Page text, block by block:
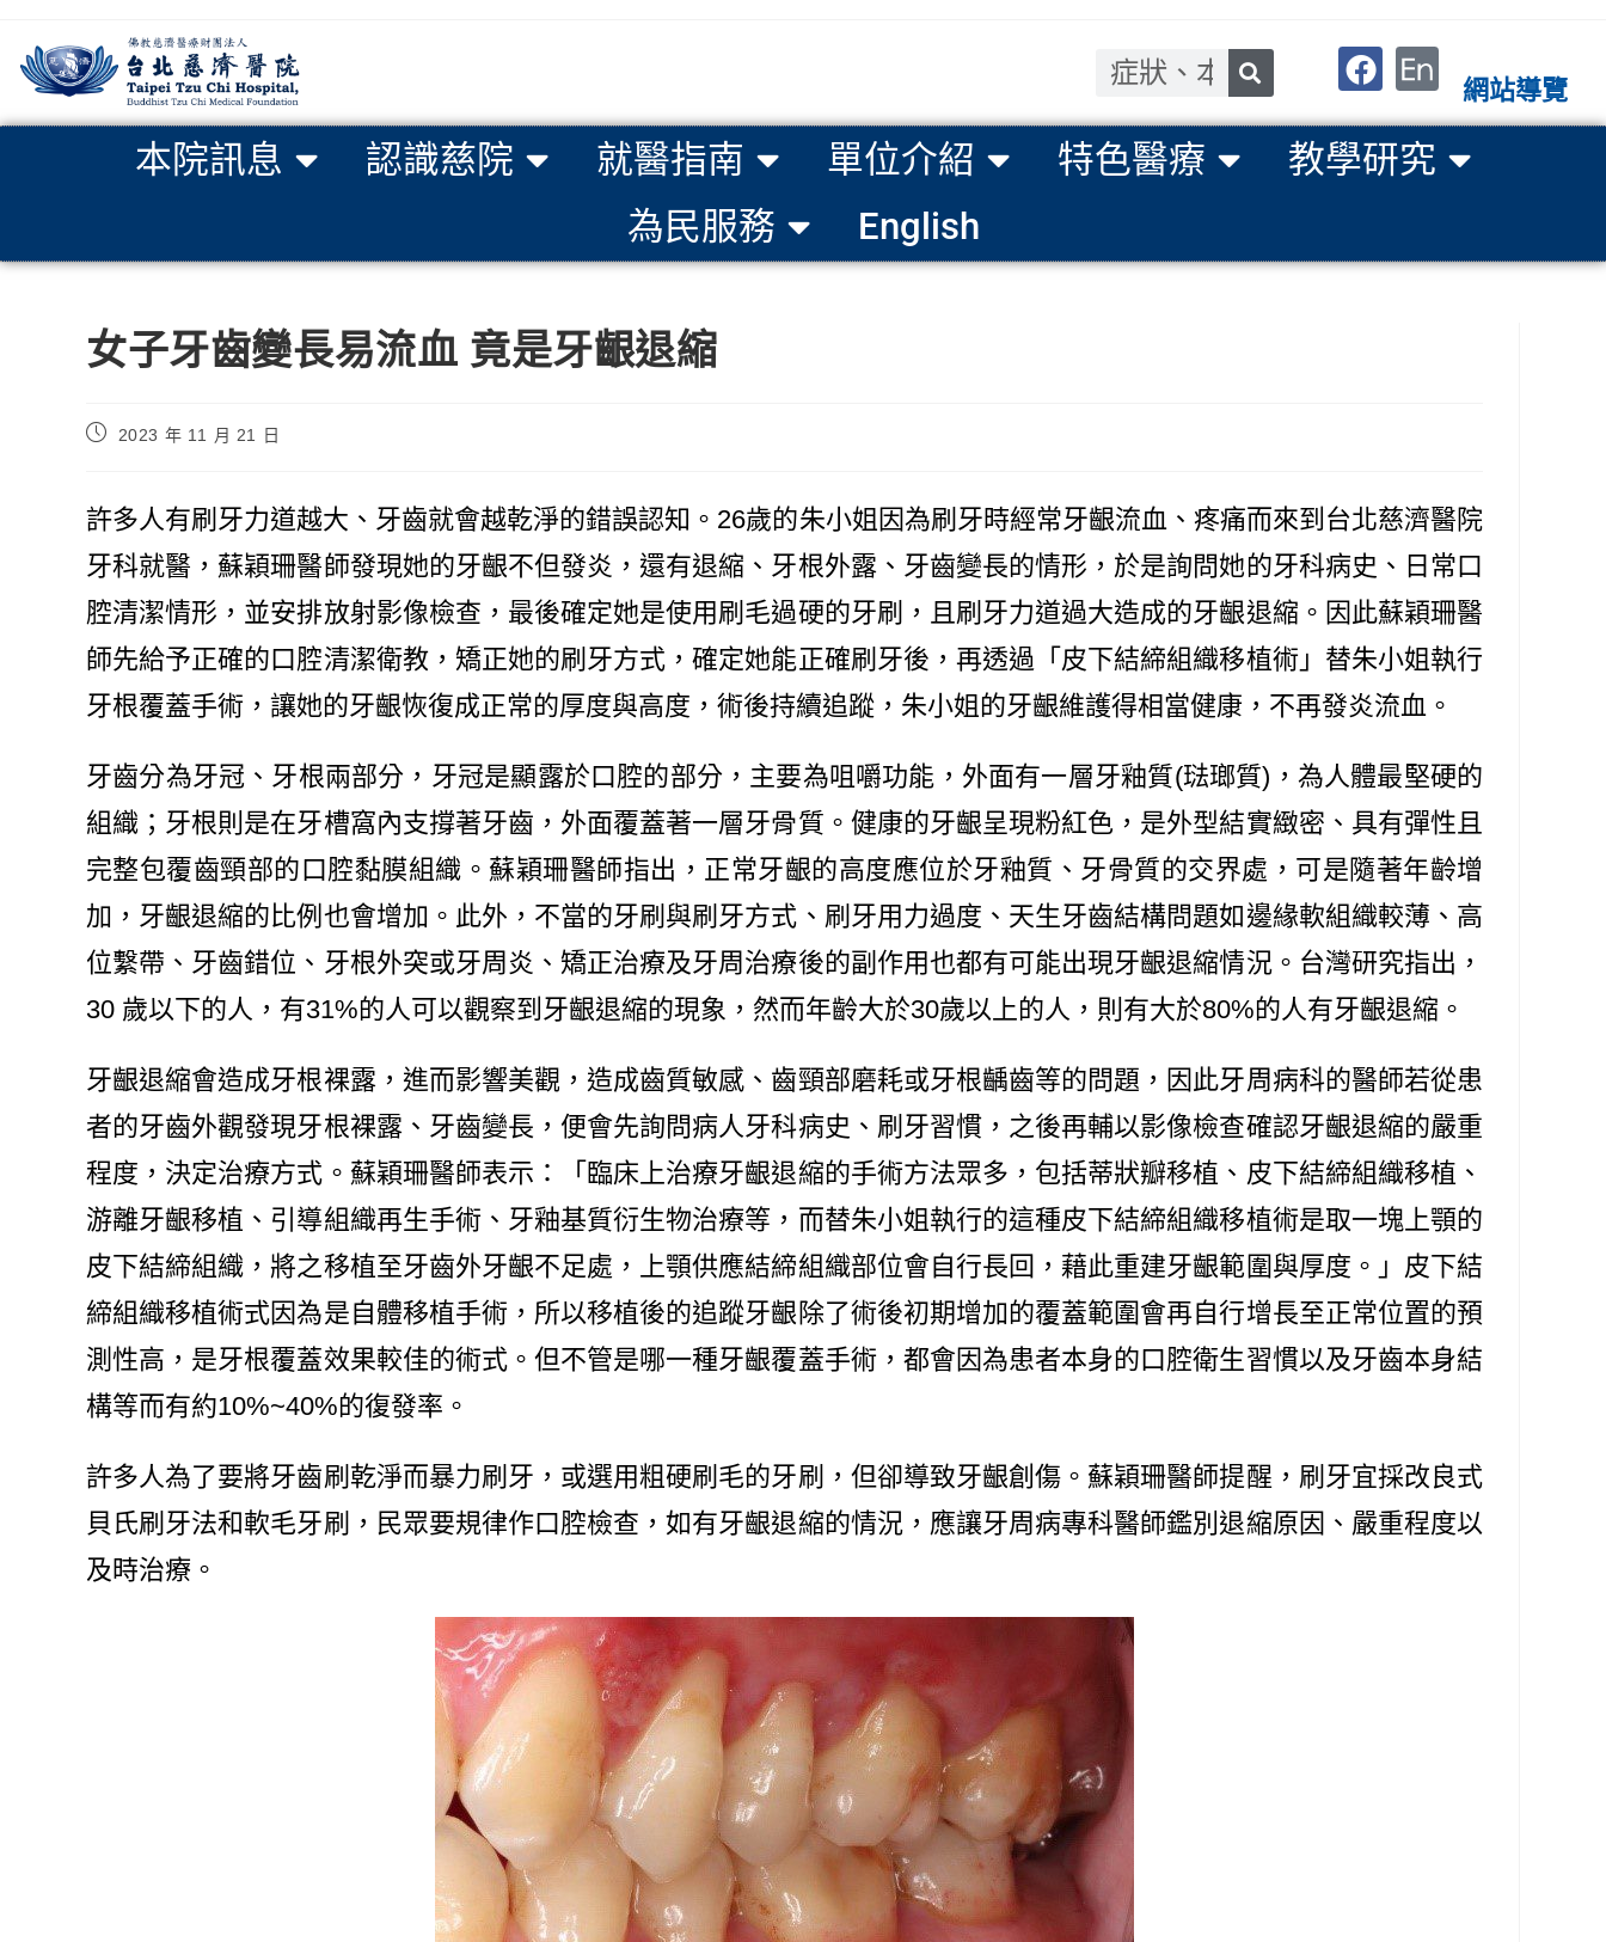
網站導覽
本院訊息 認識慈院 就醫指南 單位介紹 特色醫療
教學研究
為民服務
English
女子牙齒變長易流血 竟是牙齦退縮
2023 年 11 月 21 日
許多人有刷牙力道越大、牙齒就會越乾淨的錯誤認知。26歲的朱小姐因為刷牙時經常牙齦流血、疼痛而來到台北慈濟醫院
牙科就醫，蘇穎珊醫師發現她的牙齦不但發炎，還有退縮、牙根外露、牙齒變長的情形，於是詢問她的牙科病史、日常口
腔清潔情形，並安排放射影像檢查，最後確定她是使用刷毛過硬的牙刷，且刷牙力道過大造成的牙齦退縮。因此蘇穎珊醫
師先給予正確的口腔清潔衛教，矯正她的刷牙方式，確定她能正確刷牙後，再透過「皮下結締組織移植術」替朱小姐執行
牙根覆蓋手術，讓她的牙齦恢復成正常的厚度與高度，術後持續追蹤，朱小姐的牙齦維護得相當健康，不再發炎流血。
牙齒分為牙冠、牙根兩部分，牙冠是顯露於口腔的部分，主要為咀嚼功能，外面有一層牙釉質(琺瑯質)，為人體最堅硬的
組織；牙根則是在牙槽窩內支撐著牙齒，外面覆蓋著一層牙骨質。健康的牙齦呈現粉紅色，是外型結實緻密、具有彈性且
完整包覆齒頸部的口腔黏膜組織。蘇穎珊醫師指出，正常牙齦的高度應位於牙釉質、牙骨質的交界處，可是隨著年齡增
加，牙齦退縮的比例也會增加。此外，不當的牙刷與刷牙方式、刷牙用力過度、天生牙齒結構問題如邊緣軟組織較薄、高
位繫帶、牙齒錯位、牙根外突或牙周炎、矯正治療及牙周治療後的副作用也都有可能出現牙齦退縮情況。台灣研究指出，
30 歲以下的人，有31%的人可以觀察到牙齦退縮的現象，然而年齡大於30歲以上的人，則有大於80%的人有牙齦退縮。
牙齦退縮會造成牙根裸露，進而影響美觀，造成齒質敏感、齒頸部磨耗或牙根齲齒等的問題，因此牙周病科的醫師若從患
者的牙齒外觀發現牙根裸露、牙齒變長，便會先詢問病人牙科病史、刷牙習慣，之後再輔以影像檢查確認牙齦退縮的嚴重
程度，決定治療方式。蘇穎珊醫師表示：「臨床上治療牙齦退縮的手術方法眾多，包括蒂狀瓣移植、皮下結締組織移植、
游離牙齦移植、引導組織再生手術、牙釉基質衍生物治療等，而替朱小姐執行的這種皮下結締組織移植術是取一塊上顎的
皮下結締組織，將之移植至牙齒外牙齦不足處，上顎供應結締組織部位會自行長回，藉此重建牙齦範圍與厚度。」皮下結
締組織移植術式因為是自體移植手術，所以移植後的追蹤牙齦除了術後初期增加的覆蓋範圍會再自行增長至正常位置的預
測性高，是牙根覆蓋效果較佳的術式。但不管是哪一種牙齦覆蓋手術，都會因為患者本身的口腔衛生習慣以及牙齒本身結
構等而有約10%~40%的復發率。
許多人為了要將牙齒刷乾淨而暴力刷牙，或選用粗硬刷毛的牙刷，但卻導致牙齦創傷。蘇穎珊醫師提醒，刷牙宜採改良式
貝氏刷牙法和軟毛牙刷，民眾要規律作口腔檢查，如有牙齦退縮的情況，應讓牙周病專科醫師鑑別退縮原因、嚴重程度以
及時治療。